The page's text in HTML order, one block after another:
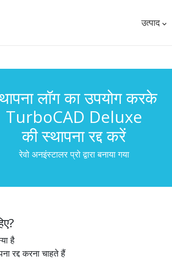
उत्पाद
लॉग का उपयोग करके
TurboCAD Deluxe
की स्थापना रद्द करें
रेवो अनइंस्टालर प्रो द्वारा बनाया गया
है
रद्द करना चाहते हैं